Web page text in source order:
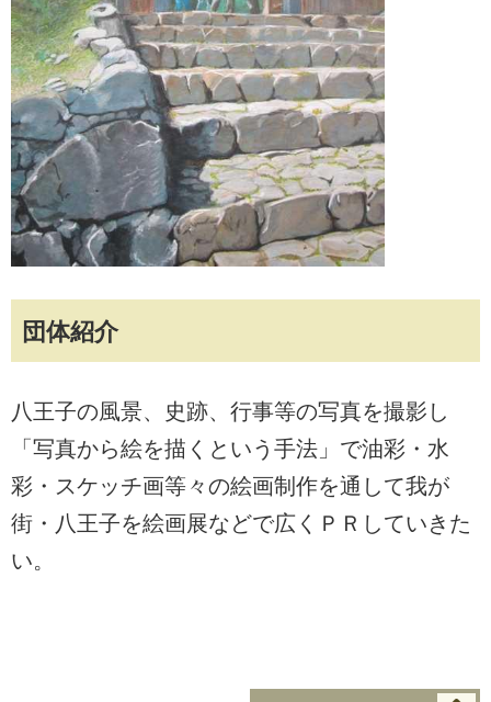
団体紹介
八王子の風景、史跡、行事等の写真を撮影し
「写真から絵を描くという手法」で油彩・水
彩・スケッチ画等々の絵画制作を通して我が
街・八王子を絵画展などで広くＰＲしていきた
い。